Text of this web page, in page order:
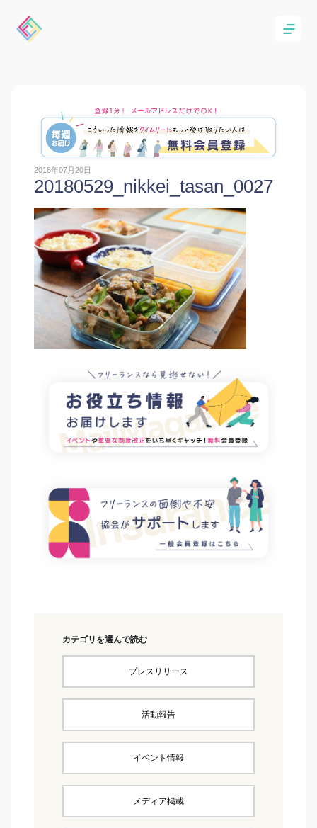
2018年07月20日
20180529_nikkei_tasan_0027
カテゴリを選んで読む
プレスリリース
活動報告
イベント情報
メディア掲載